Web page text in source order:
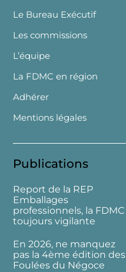
Le Bureau Exécutif
Les commissions
L’équipe
La FDMC en région
Adhérer
Mentions légales
Publications
Report de la REP
Emballages
professionnels, la FDMC
toujours vigilante
En 2026, ne manquez
pas la 4ème édition des
Foulées du Négoce